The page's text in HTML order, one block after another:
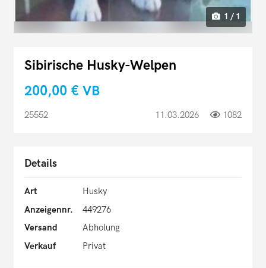
1 / 1
Sibirische Husky-Welpen
200,00 € VB
25552 11.03.2026 1082
Details
Art
Husky
Anzeigennr.
449276
Versand
Abholung
Verkauf
Privat